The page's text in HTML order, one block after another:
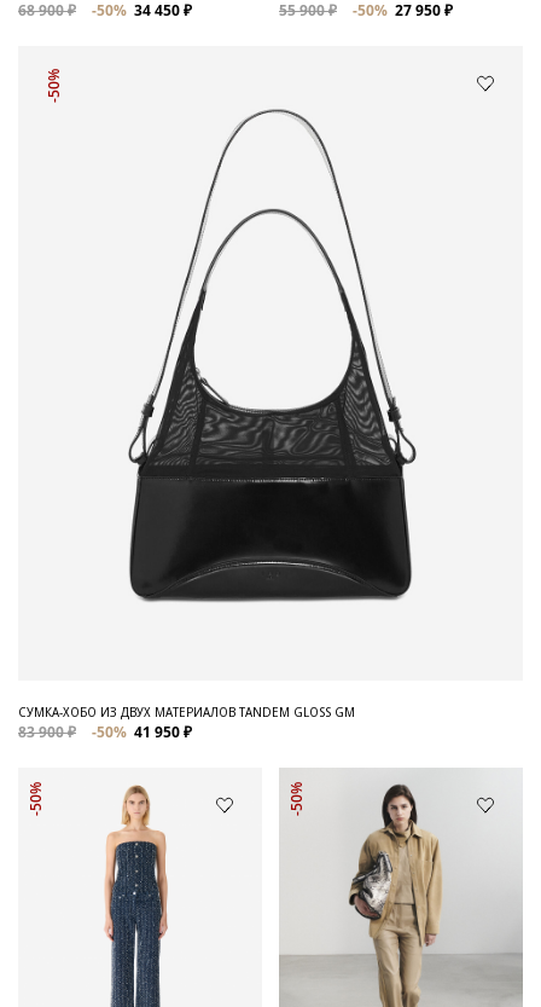
68 900 ₽ -50% 34 450 ₽ 55 900 ₽ -50% 27 950 ₽
-50%
СУМКА-ХОБО ИЗ ДВУХ МАТЕРИАЛОВ TANDEM GLOSS GM
83 900 ₽ -50% 41 950 ₽
-50% -50%